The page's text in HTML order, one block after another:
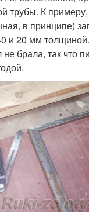
трубы. К
в принципе)
и 20 мм толщиной.
брала, так что